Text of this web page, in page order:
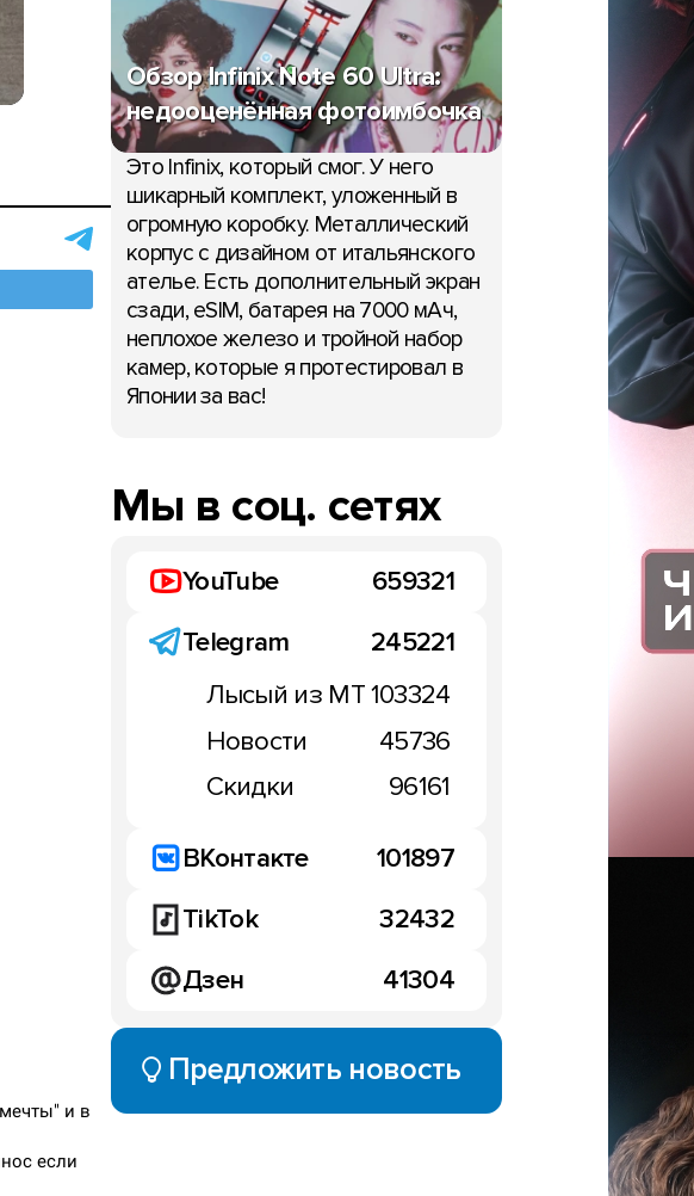
Обзор Infinix Note 60 Ultra:
недооценённая фотоимбочка
Это Infinix, который смог. У него
шикарный комплект, уложенный в
огромную коробку. Металлический
корпус с дизайном от итальянского
ателье. Есть дополнительный экран
сзади, eSIM, батарея на 7000 мАч,
неплохое железо и тройной набор
камер, которые я протестировал в
Японии за вас!
Мы в соц. сетях
YouTube
659321
Telegram
245221
Лысый из МТ103324
Новости
45736
Скидки
96161
ВКонтакте
101897
TikTok
32432
Дзен
41304
Предложить новость